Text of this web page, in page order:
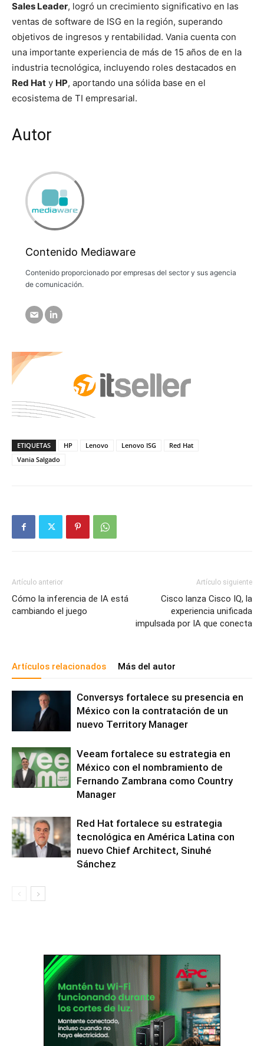
Sales Leader, logró un crecimiento significativo en las
ventas de software de ISG en la región, superando
objetivos de ingresos y rentabilidad. Vania cuenta con
una importante experiencia de más de 15 años de en la
industria tecnológica, incluyendo roles destacados en
Red Hat y HP, aportando una sólida base en el
ecosistema de TI empresarial.
Autor
Contenido Mediaware
Contenido proporcionado por empresas del sector y sus agencia
de comunicación.
ETIQUETAS HP Lenovo Lenovo ISG
Red Hat
Vania Salgado
Artículo anterior
Cómo la inferencia de IA está
cambiando el juego
Artículo siguiente
Cisco lanza Cisco IQ, la
experiencia unificada
impulsada por IA que conecta
Artículos relacionados Más del autor
Conversys fortalece su presencia en
México con la contratación de un
nuevo Territory Manager
Veeam fortalece su estrategia en
México con el nombramiento de
Fernando Zambrana como Country
Manager
Red Hat fortalece su estrategia
tecnológica en América Latina con
nuevo Chief Architect, Sinuhé
Sánchez